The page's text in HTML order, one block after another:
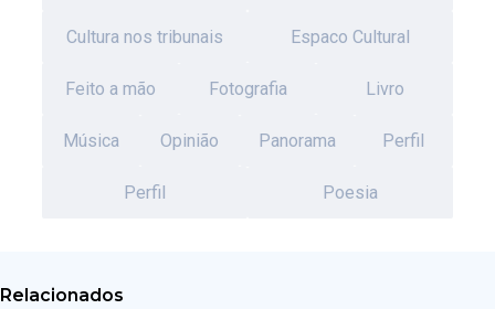
Cultura nos tribunais Espaco Cultural
Feito a mão Fotografia Livro
Música Opinião Panorama Perfil
Perfil Poesia
Relacionados